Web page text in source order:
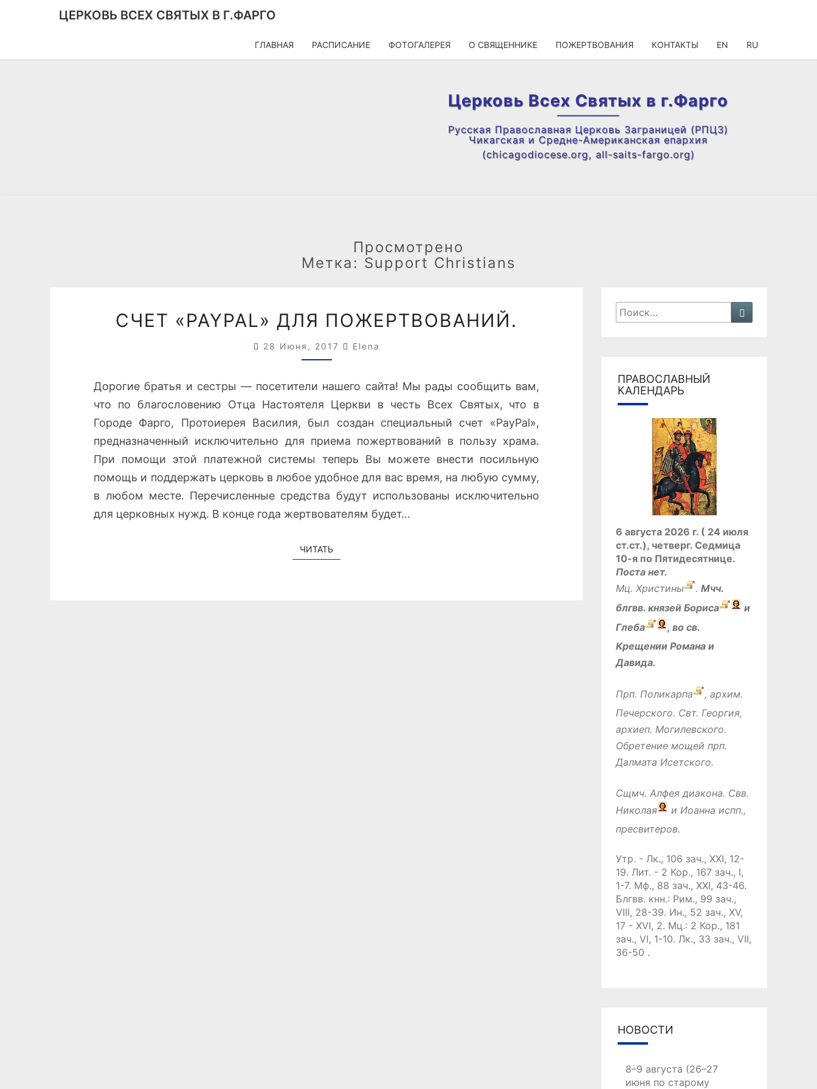
ЦЕРКОВЬ ВСЕХ СВЯТЫХ В Г.ФАРГО
ГЛАВНАЯ РАСПИСАНИЕ ФОТОГАЛЕРЕЯ О СВЯЩЕННИКЕ ПОЖЕРТВОВАНИЯ КОНТАКТЫ EN RU
Церковь Всех Святых в г.Фарго
Русская Православная Церковь Заграницей (РПЦЗ)
Чикагская и Средне-Американская епархия
(chicagodiocese.org, all-saits-fargo.org)
Просмотрено
Метка: Support Christians
«PAYPAL»
ПОЖЕРТВОВАНИЙ.
СЧЕТ «PAYPAL» ДЛЯ ПОЖЕРТВОВАНИЙ.
28 Июня, 2017 Elena
Дорогие братья и сестры — посетители нашего сайта! Мы рады сообщить вам,
что по благословению Отца Настоятеля Церкви в честь Всех Святых, что в
Городе Фарго, Протоиерея Василия, был создан специальный счет «PayPal»,
предназначенный исключительно для приема пожертвований в пользу храма.
При помощи этой платежной системы теперь Вы можете внести посильную
помощь и поддержать церковь в любое удобное для вас время, на любую сумму,
в любом месте. Перечисленные средства будут использованы исключительно
для церковных нужд. В конце года жертвователям будет…
ЧИТАТЬЧИТАТЬ
Искать:
ПРАВОСЛАВНЫЙ
КАЛЕНДАРЬ
6 августа 2026 г. ( 24 июля
ст.ст.), четверг. Седмица
10-я по Пятидесятнице.
Поста нет.
Мц.Христины .Мчч.
блгвв. князейБориса
и
Глеба
, во св.
Крещении Романа и
Давида.
Прп.Поликарпа
, архим.
Печерского. Свт.Георгия,
архиеп. Могилевского.
Обретение мощей прп.
Далмата Исетского.
Сщмч.Алфея диакона. Свв.
Николая
иИоанна испп.,
пресвитеров.
Утр. -Лк., 106 зач., XXI, 12-
19. Лит. - 2 Кор., 167 зач., I,
1-7. Мф., 88 зач., XXI, 43-46.
Блгвв. кнн.: Рим., 99 зач.,
VIII, 28-39. Ин., 52 зач., XV,
17 - XVI, 2. Мц.: 2 Кор., 181
зач., VI, 1-10. Лк., 33 зач., VII,
36-50 .
НОВОСТИ
8–9 августа (26–27
июня по старому